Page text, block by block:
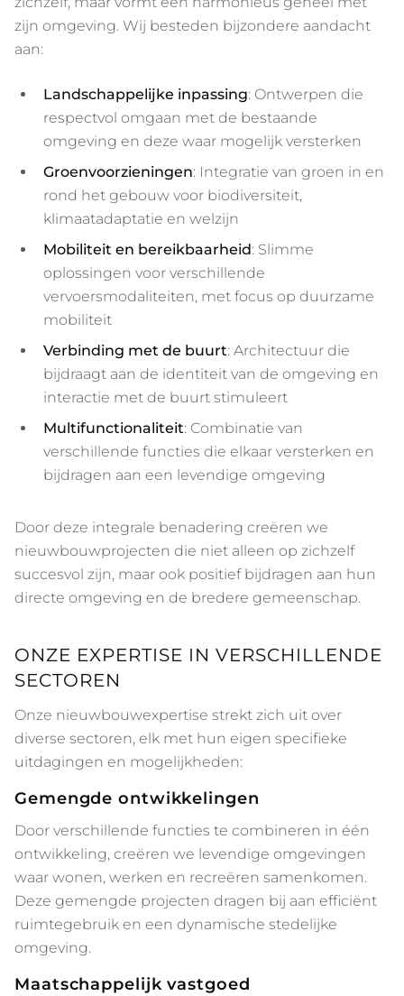
zijn omgeving. Wij besteden bijzondere aandacht
aan:
Landschappelijke inpassing: Ontwerpen die
respectvol omgaan met de bestaande
omgeving en deze waar mogelijk versterken
Groenvoorzieningen: Integratie van groen in en
rond het gebouw voor biodiversiteit,
klimaatadaptatie en welzijn
Mobiliteit en bereikbaarheid: Slimme
oplossingen voor verschillende
vervoersmodaliteiten, met focus op duurzame
mobiliteit
Verbinding met de buurt: Architectuur die
bijdraagt aan de identiteit van de omgeving en
interactie met de buurt stimuleert
Multifunctionaliteit: Combinatie van
verschillende functies die elkaar versterken en
bijdragen aan een levendige omgeving
Door deze integrale benadering creëren we
nieuwbouwprojecten die niet alleen op zichzelf
succesvol zijn, maar ook positief bijdragen aan hun
directe omgeving en de bredere gemeenschap.
ONZE EXPERTISE IN VERSCHILLENDE
SECTOREN
Onze nieuwbouwexpertise strekt zich uit over
diverse sectoren, elk met hun eigen specifieke
uitdagingen en mogelijkheden:
Gemengde ontwikkelingen
Door verschillende functies te combineren in één
ontwikkeling, creëren we levendige omgevingen
waar wonen, werken en recreëren samenkomen.
Deze gemengde projecten dragen bij aan efficiënt
ruimtegebruik en een dynamische stedelijke
omgeving.
Maatschappelijk vastgoed